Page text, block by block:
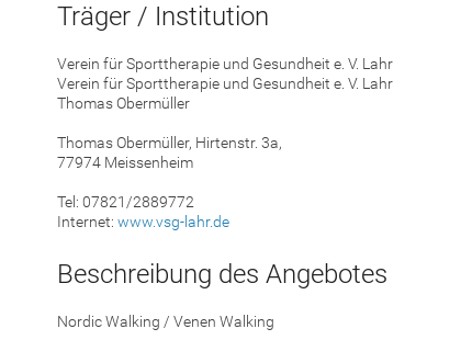
Träger / Institution
Verein für Sporttherapie und Gesundheit e. V. Lahr
Verein für Sporttherapie und Gesundheit e. V. Lahr
Thomas Obermüller
Thomas Obermüller, Hirtenstr. 3a,
77974 Meissenheim
Tel: 07821/2889772
Internet: www.vsg-lahr.de
Beschreibung des Angebotes
Nordic Walking / Venen Walking